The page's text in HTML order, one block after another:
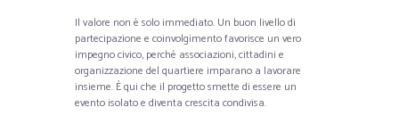
Il valore non è solo immediato. Un buon livello di
partecipazione e coinvolgimento favorisce un vero
impegno civico, perché associazioni, cittadini e
organizzazione del quartiere imparano a lavorare
insieme. È qui che il progetto smette di essere un
evento isolato e diventa crescita condivisa.